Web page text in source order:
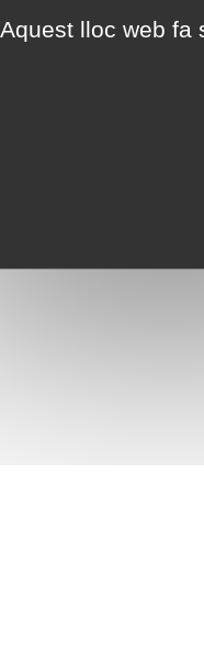
Aquest lloc web fa